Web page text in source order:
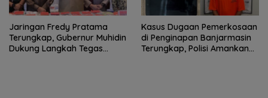
Jaringan Fredy Pratama
Terungkap, Gubernur Muhidin
Dukung Langkah Tegas
Kasus Dugaan Pemerkosaan
di Penginapan Banjarmasin
Terungkap, Polisi Amankan